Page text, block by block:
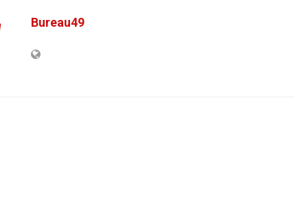
Bureau49